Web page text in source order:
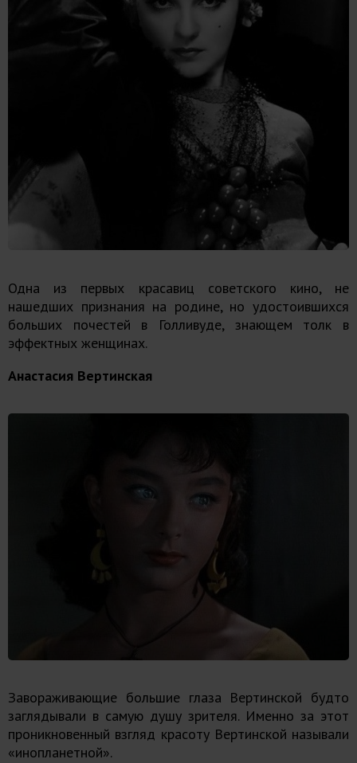
Одна из первых красавиц советского кино, не
нашедших признания на родине, но удостоившихся
больших почестей в Голливуде, знающем толк в
эффектных женщинах.
Анастасия Вертинская
Завораживающие большие глаза Вертинской будто
заглядывали в самую душу зрителя. Именно за этот
проникновенный взгляд красоту Вертинской называли
«инопланетной».